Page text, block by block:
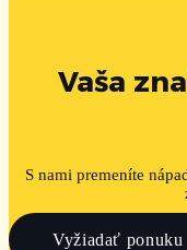
Vaša
S nami premeníte
Vyžiadať ponuku